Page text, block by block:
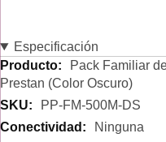
Especificación
EspecificaciónPack Familiar
Prestan (Color Oscuro)
PP-FM-500M-DS
Ninguna